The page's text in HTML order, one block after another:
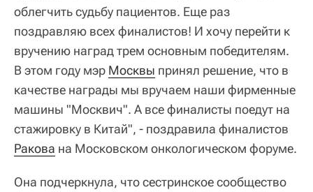
облегчить судьбу пациентов. Еще раз
поздравляю всех финалистов! И хочу перейти к
вручению наград трем основным победителям.
В этом году мэр Москвы принял решение, что в
качестве награды мы вручаем наши фирменные
машины "Москвич". А все финалисты поедут на
стажировку в Китай", - поздравила финалистов
Ракова на Московском онкологическом форуме.
Она подчеркнула, что сестринское сообщество